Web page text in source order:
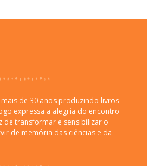
de 30 anos produzindo livros
expressa a alegria do encontro
de transformar e sensibilizar o
de memória das ciências e da